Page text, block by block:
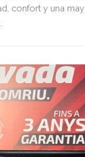
confort y una